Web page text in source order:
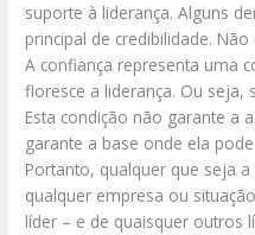
suporte à liderança. Alguns
principal de credibilidade.
A confiança representa uma
floresce a liderança. Ou seja,
Esta condição não garante a
garante a base onde ela
Portanto, qualquer que seja
qualquer empresa ou
líder – e de quaisquer outros